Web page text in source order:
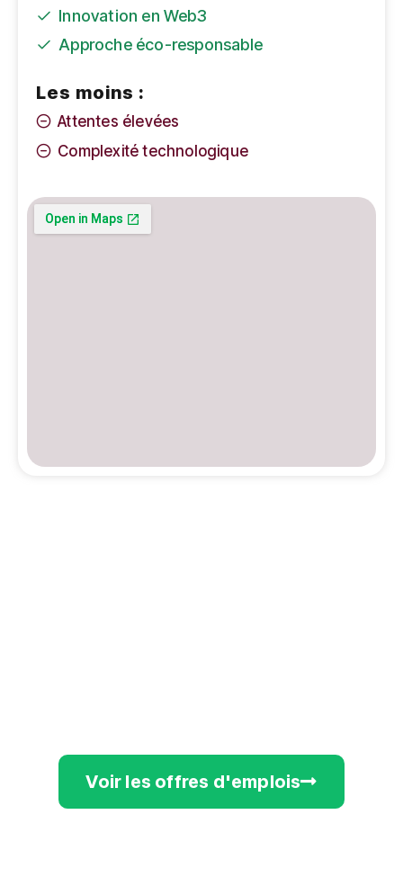
Innovation en Web3
Approche éco-responsable
Les moins :
Attentes élevées
Complexité technologique
Voir les offres d'emplois